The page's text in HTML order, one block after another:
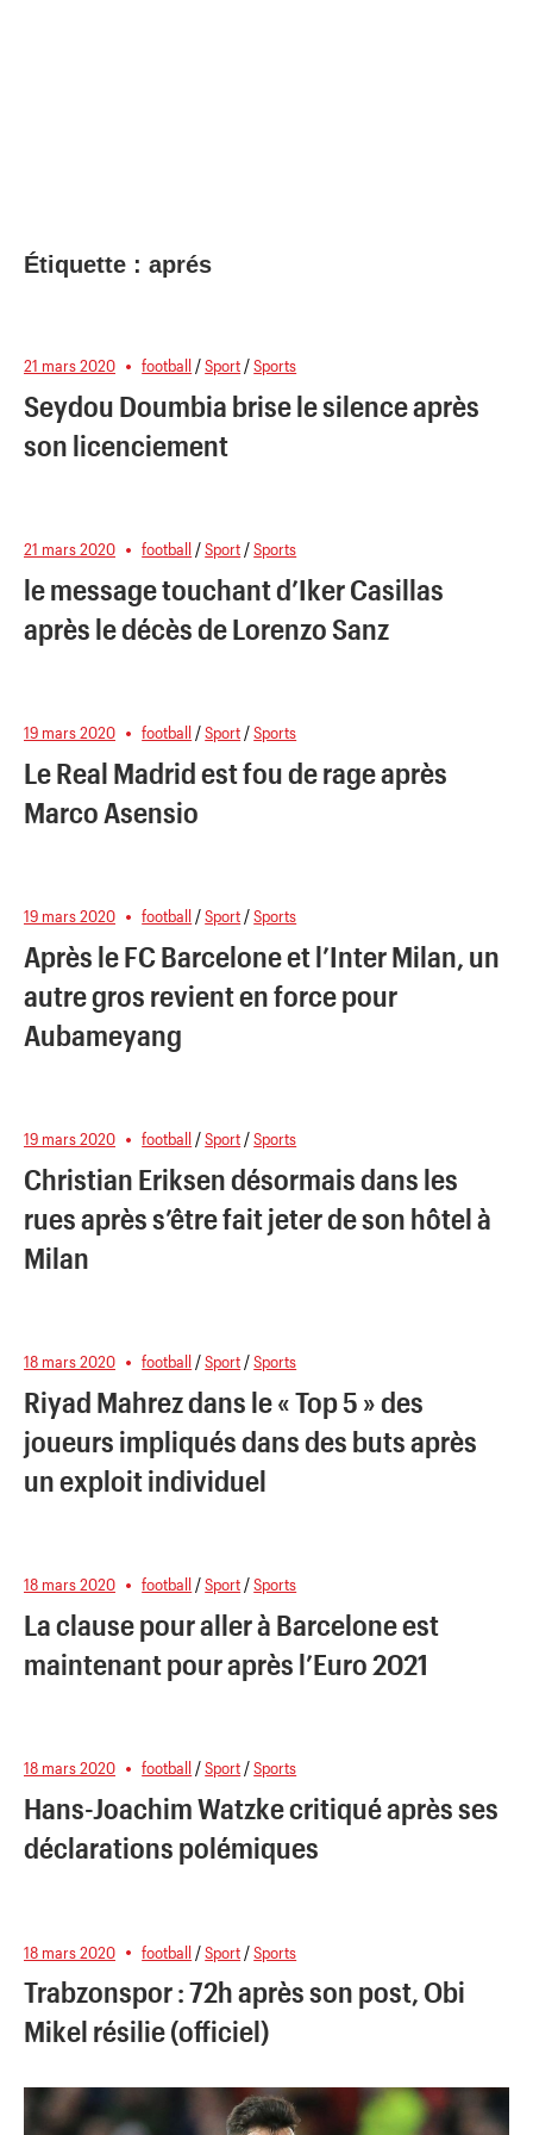
Étiquette : aprés
21 mars 2020 football /Sport /Sports
Seydou Doumbia brise le silence après
son licenciement
21 mars 2020 football /Sport /Sports
le message touchant d’Iker Casillas
après le décès de Lorenzo Sanz
19 mars 2020 football /Sport /Sports
Le Real Madrid est fou de rage après
Marco Asensio
19 mars 2020 football /Sport /Sports
Après le FC Barcelone et l’Inter Milan, un
autre gros revient en force pour
Aubameyang
19 mars 2020 football /Sport /Sports
Christian Eriksen désormais dans les
rues après s’être fait jeter de son hôtel à
Milan
18 mars 2020 football /Sport /Sports
Riyad Mahrez dans le « Top 5 » des
joueurs impliqués dans des buts après
un exploit individuel
18 mars 2020 football /Sport /Sports
La clause pour aller à Barcelone est
maintenant pour après l’Euro 2021
18 mars 2020 football /Sport/Sports
Hans-Joachim Watzke critiqué après ses
déclarations polémiques
18 mars 2020 football /Sport /Sports
Trabzonspor : 72h après son post, Obi
Mikel résilie (officiel)